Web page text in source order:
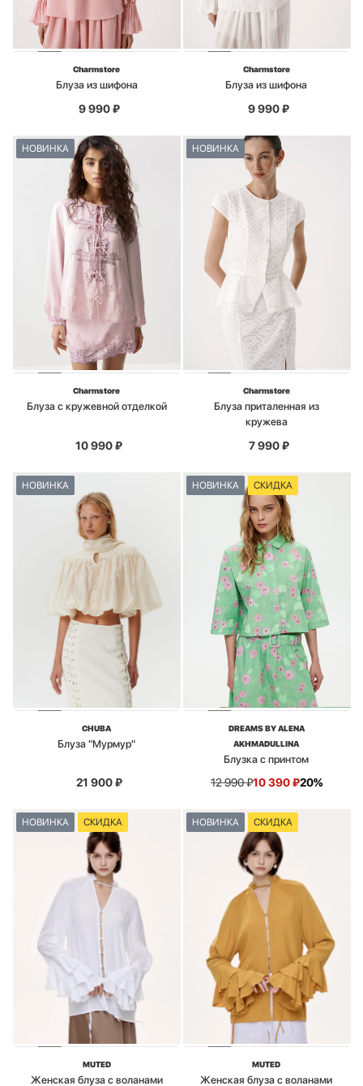
Charmstore
Блуза из шифона
9 990₽
Charmstore
Блуза из шифона
9 990₽
НОВИНКА
Charmstore
Блуза с кружевной отделкой
10 990₽
НОВИНКА
Charmstore
Блуза приталенная из
кружева
7 990₽
НОВИНКА
CHUBA
Блуза "Мурмур"
21 900₽
НОВИНКА СКИДКА
DREAMS BY ALENA
AKHMADULLINA
Блузка с принтом
12 990₽10 390₽20%
НОВИНКА СКИДКА
MUTED
Женская блуза с воланами
НОВИНКА СКИДКА
MUTED
Женская блуза с воланами